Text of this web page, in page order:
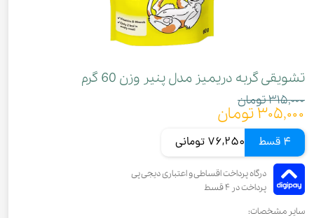
تشویقی گربه دریمیز مدل پنیر وزن 60 گرم
۳۱۵,۰۰۰ تومان
۳۰۵,۰۰۰ تومان
4 قسط 76,250 تومانی
سایر مشخصات: